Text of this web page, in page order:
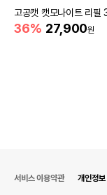
고공캣 캣모나이트 리필
36% 27,900원
서비스 이용약관 개인정